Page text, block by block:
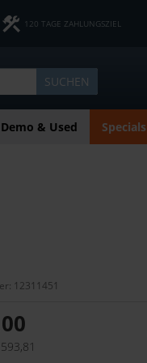
120 TAGE ZAHLUNGSZIEL
SUCHEN
Demo & Used Specials
12311451